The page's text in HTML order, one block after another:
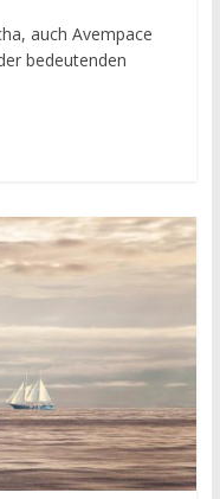
auch Avempace
bedeutenden